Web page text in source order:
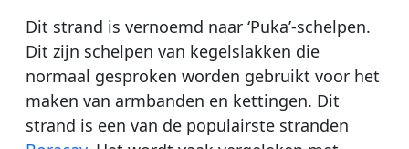
Dit strand is vernoemd naar ‘Puka’-schelpen.
Dit zijn schelpen van kegelslakken die
normaal gesproken worden gebruikt voor het
maken van armbanden en kettingen. Dit
strand is een van de populairste stranden